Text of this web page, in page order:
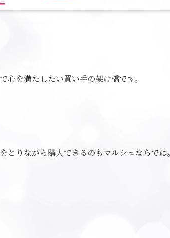
を満たしたい買い手の架け橋です。
りながら購入できるのもマルシェならでは。